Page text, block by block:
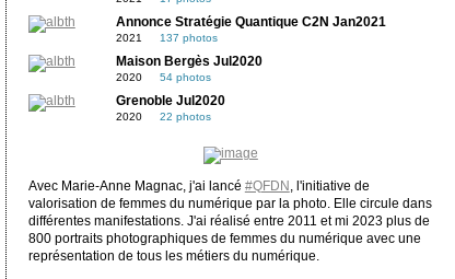
Annonce Stratégie Quantique C2N Jan2021
2021 137 photos
Maison Bergès Jul2020
2020 54 photos
Grenoble Jul2020
2020 22 photos
Avec Marie-Anne Magnac, j'ai lancé #QFDN
, l'initiative de
valorisation de femmes du numérique par la photo. Elle circule dans
différentes manifestations. J'ai réalisé entre 2011 et mi 2023 plus de
800 portraits photographiques de femmes du numérique avec une
représentation de tous les métiers du numérique.